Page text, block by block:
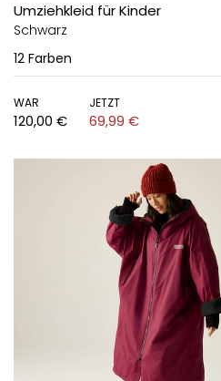
Umziehkleid für Kinder
Schwarz
12 Farben
WAR
120,00 €
JETZT
69,99 €